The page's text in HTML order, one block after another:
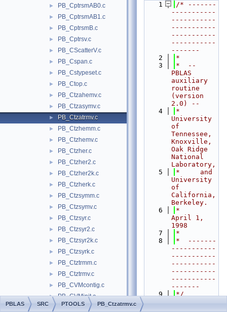
► PB_CptrsmAB0.c
► PB_CptrsmAB1.c
► PB_CptrsmB.c
► PB_Cptrsv.c
► PB_CScatterV.c
► PB_Cspan.c
► PB_Cstypeset.c
► PB_Ctop.c
► PB_Ctzahemv.c
► PB_Ctzasymv.c
► PB_Ctzatrmv.c
► PB_Ctzhemm.c
► PB_Ctzhemv.c
► PB_Ctzher.c
► PB_Ctzher2.c
► PB_Ctzher2k.c
► PB_Ctzherk.c
► PB_Ctzsymm.c
► PB_Ctzsymv.c
► PB_Ctzsyr.c
► PB_Ctzsyr2.c
► PB_Ctzsyr2k.c
► PB_Ctzsyrk.c
► PB_Ctztrmm.c
► PB_Ctztrmv.c
► PB_CVMcontig.c
► PB_CVMinit.c
► PB_CVMloc.c
    1
/* -------
-----------
-----------
-----------
-----------
-----------
-------
    2
*
    3
*  --
PBLAS
auxiliary
routine
(version
2.0) --
    4
*
University
of
Tennessee,
Knoxville,
Oak Ridge
National
Laboratory,
    5
*     and
University
of
California,
Berkeley.
    6
*
April 1,
1998
    7
*
    8
*  -------
-----------
-----------
-----------
-----------
-----------
-------
    9
*/
   10
/*
   11
PBLAS SRC PTOOLS PB_Ctzatrmv.c